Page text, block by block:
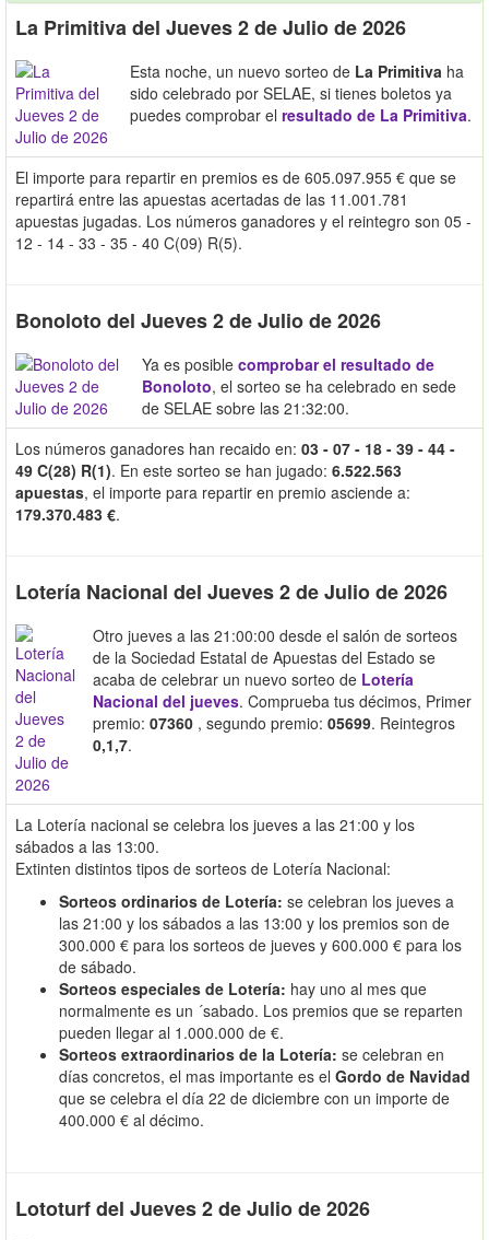
La Primitiva del Jueves 2 de Julio de 2026
Esta noche, un nuevo sorteo de La Primitiva ha
sido celebrado por SELAE, si tienes boletos ya
puedes comprobar el resultado de La Primitiva.
El importe para repartir en premios es de 605.097.955 € que se
repartirá entre las apuestas acertadas de las 11.001.781
apuestas jugadas. Los números ganadores y el reintegro son 05 -
12 - 14 - 33 - 35 - 40 C(09) R(5).
Bonoloto del Jueves 2 de Julio de 2026
Ya es posible comprobar el resultado de
Bonoloto, el sorteo se ha celebrado en sede
de SELAE sobre las 21:32:00.
Los números ganadores han recaido en: 03 - 07 - 18 - 39 - 44 -
49 C(28) R(1). En este sorteo se han jugado: 6.522.563
apuestas, el importe para repartir en premio asciende a:
179.370.483 €.
Lotería Nacional del Jueves 2 de Julio de 2026
Otro jueves a las 21:00:00 desde el salón de sorteos
de la Sociedad Estatal de Apuestas del Estado se
acaba de celebrar un nuevo sorteo de Lotería
Nacional del jueves. Comprueba tus décimos, Primer
premio: 07360 , segundo premio: 05699. Reintegros
0,1,7.
La Lotería nacional se celebra los jueves a las 21:00 y los
sábados a las 13:00.
Extinten distintos tipos de sorteos de Lotería Nacional:
Sorteos ordinarios de Lotería: se celebran los jueves a
las 21:00 y los sábados a las 13:00 y los premios son de
300.000 € para los sorteos de jueves y 600.000 € para los
de sábado.
Sorteos especiales de Lotería: hay uno al mes que
normalmente es un ´sabado. Los premios que se reparten
pueden llegar al 1.000.000 de €.
Sorteos extraordinarios de la Lotería: se celebran en
días concretos, el mas importante es el Gordo de Navidad
que se celebra el día 22 de diciembre con un importe de
400.000 € al décimo.
Lototurf del Jueves 2 de Julio de 2026